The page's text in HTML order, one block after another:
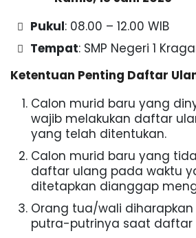
Pukul: 08.00 – 12.00 WIB
Tempat: SMP Negeri 1
Ketentuan Penting Daftar
Calon murid baru yang
wajib melakukan daftar
yang telah ditentukan.
Calon murid baru yang
daftar ulang pada waktu
ditetapkan dianggap
Orang tua/wali
putra-putrinya saat daftar